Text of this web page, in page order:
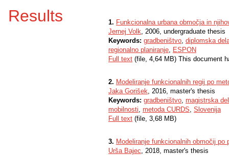
Results 1. Funkcionalna urbana območja in
Jernej Volk, 2006, undergraduate thesis
Keywords: gradbeništvo, diplomska
regionalno planiranje, ESPON
Full text (file, 4,64 MB) This document
2. Modeliranje funkcionalnih regij po
Jaka Gorišek, 2016, master's thesis
Keywords: gradbeništvo, magistrska
mobilnosti, metoda CURDS, Slovenija
Full text (file, 3,68 MB)
3. Modeliranje funkcionalnih območij po
Urša Bajec, 2018, master's thesis